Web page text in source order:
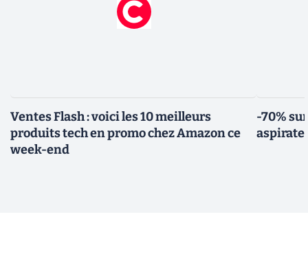
Ventes Flash : voici les 10 meilleurs
produits tech en promo chez Amazon ce
week-end
-70%